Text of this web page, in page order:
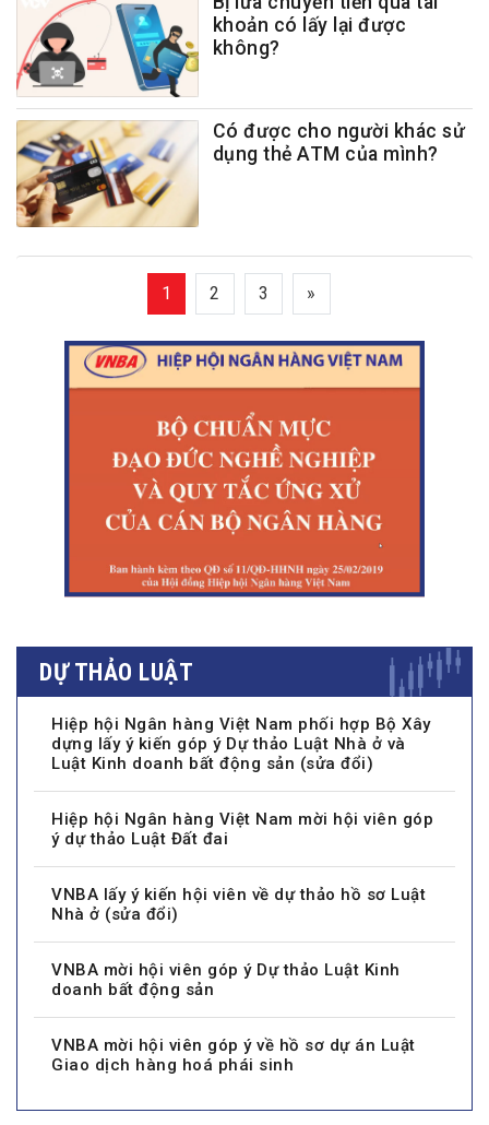
khoản có lấy lại được
không?
Có được cho người khác sử
dụng thẻ ATM của mình?
1 2 3 »
DỰ THẢO LUẬT
Hiệp hội Ngân hàng Việt Nam phối hợp Bộ Xây
dựng lấy ý kiến góp ý Dự thảo Luật Nhà ở và
Luật Kinh doanh bất động sản (sửa đổi)
Hiệp hội Ngân hàng Việt Nam mời hội viên góp
ý dự thảo Luật Đất đai
VNBA lấy ý kiến hội viên về dự thảo hồ sơ Luật
Nhà ở (sửa đổi)
VNBA mời hội viên góp ý Dự thảo Luật Kinh
doanh bất động sản
VNBA mời hội viên góp ý về hồ sơ dự án Luật
Giao dịch hàng hoá phái sinh